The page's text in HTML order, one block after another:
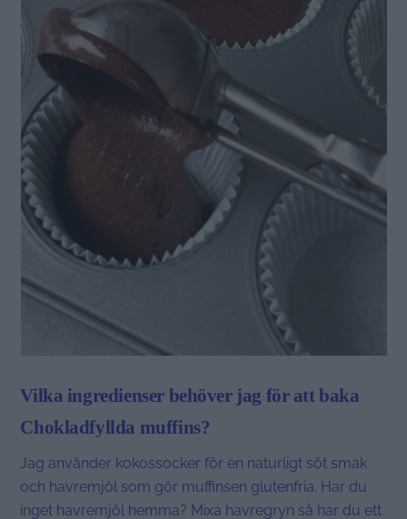
Vilka ingredienser behöver jag för att baka
Chokladfyllda muffins?
Jag använder kokossocker för en naturligt söt smak
och havremjöl som gör muffinsen glutenfria. Har du
inget havremjöl hemma? Mixa havregryn så har du ett